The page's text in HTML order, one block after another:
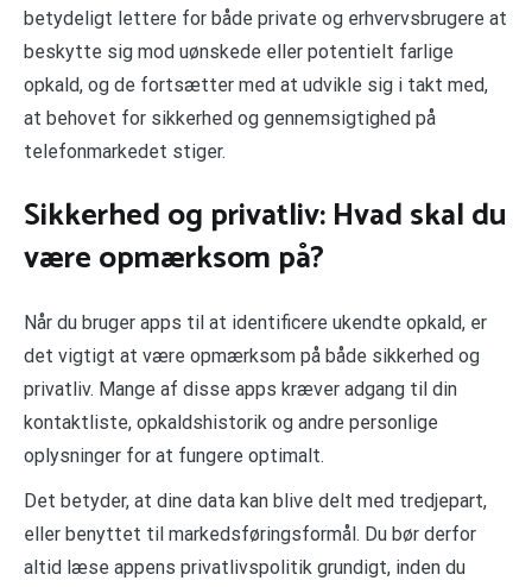
betydeligt lettere for både private og erhvervsbrugere at
beskytte sig mod uønskede eller potentielt farlige
opkald, og de fortsætter med at udvikle sig i takt med,
at behovet for sikkerhed og gennemsigtighed på
telefonmarkedet stiger.
Sikkerhed og privatliv: Hvad skal du
være opmærksom på?
Når du bruger apps til at identificere ukendte opkald, er
det vigtigt at være opmærksom på både sikkerhed og
privatliv. Mange af disse apps kræver adgang til din
kontaktliste, opkaldshistorik og andre personlige
oplysninger for at fungere optimalt.
Det betyder, at dine data kan blive delt med tredjepart,
eller benyttet til markedsføringsformål. Du bør derfor
altid læse appens privatlivspolitik grundigt, inden du